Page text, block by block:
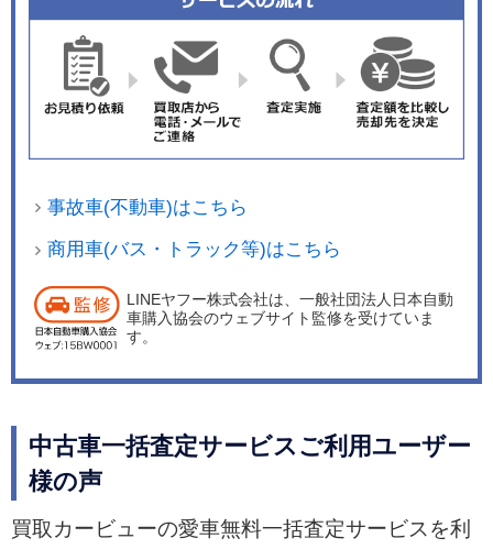
事故車(不動車)はこちら
商用車(バス・トラック等)はこちら
LINEヤフー株式会社は、一般社団法人日本自動
車購入協会のウェブサイト監修を受けていま
す。
中古車一括査定サービスご利用ユーザー
様の声
買取カービューの愛車無料一括査定サービスを利